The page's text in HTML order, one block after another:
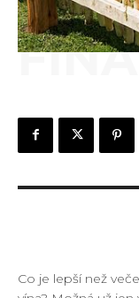
Co je lepší než